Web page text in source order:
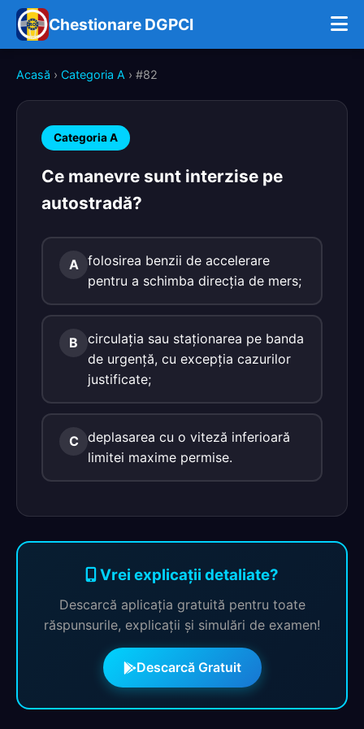
Chestionare DGPCI
Acasă › Categoria A › #82
Categoria A
Ce manevre sunt interzise pe
autostradă?
A folosirea benzii de accelerare
pentru a schimba direcţia de mers;
B
circulaţia sau staţionarea pe banda
de urgenţă, cu excepţia cazurilor
justificate;
C deplasarea cu o viteză inferioară
limitei maxime permise.
Vrei explicații detaliate?
Descarcă aplicația gratuită pentru toate
răspunsurile, explicații și simulări de examen!
Descarcă Gratuit